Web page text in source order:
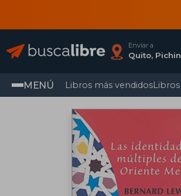
Enviar a
Quito,
MENÚ Libros más vendidos